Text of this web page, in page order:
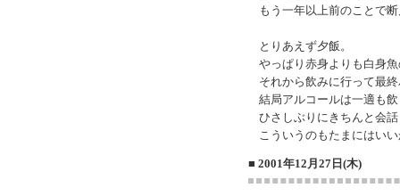
もう一年以上前のことで
とりあえず夕飯。
やっぱり赤身よりも白身
それから飲みに行って最
結局アルコールは一適も
ひさしぶりにきちんと会
こういうのもたまにはい
■ 2001年12月27日(木)